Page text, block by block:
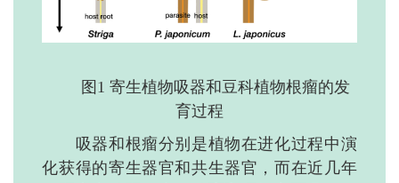
图1 寄生植物吸器和豆科植物根瘤的发
育过程
吸器和根瘤分别是植物在进化过程中演
化获得的寄生器官和共生器官，而在近几年